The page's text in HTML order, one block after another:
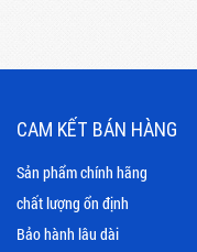
CAM KẾT BÁN HÀNG
Sản phẩm chính hãng
chất lượng ổn định
Bảo hành lâu dài